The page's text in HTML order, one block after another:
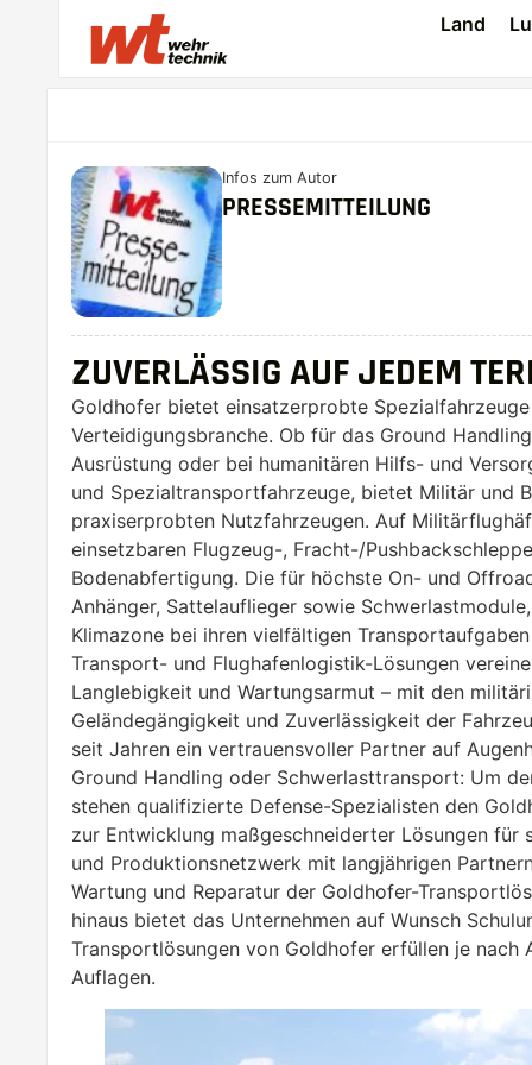
Land
Infos zum Autor
PRESSEMITTEILUNG
ZUVERLÄSSIG AUF JEDEM
Goldhofer bietet einsatzerprobte
Verteidigungsbranche. Ob für das Ground
Ausrüstung oder bei humanitären Hilfs- und
und Spezialtransportfahrzeuge, bietet Militär und
praxiserprobten Nutzfahrzeugen. Auf
einsetzbaren Flugzeug-, Fracht-/
Bodenabfertigung. Die für höchste On- und
Anhänger, Sattelauflieger sowie
Klimazone bei ihren vielfältigen
Transport- und Flughafenlogistik-Lösungen
Langlebigkeit und Wartungsarmut – mit den
Geländegängigkeit und Zuverlässigkeit der
seit Jahren ein vertrauensvoller Partner auf
Ground Handling oder Schwerlasttransport: Um
stehen qualifizierte Defense-Spezialisten den
zur Entwicklung maßgeschneiderter Lösungen
und Produktionsnetzwerk mit langjährigen
Wartung und Reparatur der Goldhofer-
hinaus bietet das Unternehmen auf Wunsch
Transportlösungen von Goldhofer erfüllen je
Auflagen.